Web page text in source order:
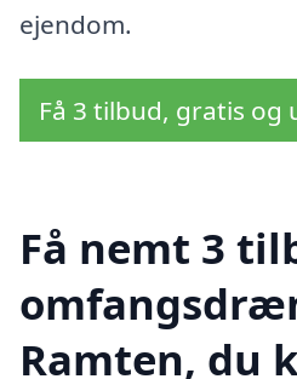
ejendom.
Få 3 tilbud, gratis
Få nemt 3
Ramten, du